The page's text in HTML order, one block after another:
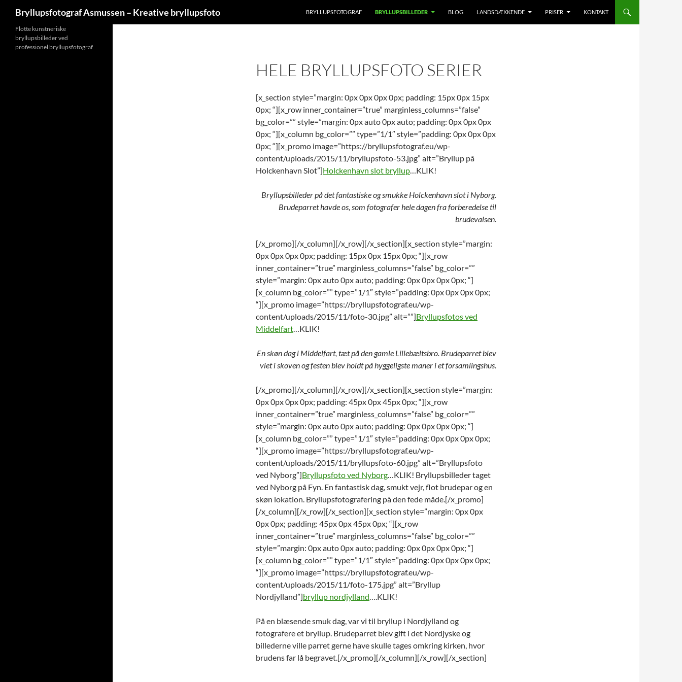
Bryllupsfotograf Asmussen – Kreative bryllupsfoto BRYLLUPSFOTOGRAF BRYLLUPSBILLEDER BLOG LANDSDÆKKENDE PRISER KONTAKT
HELE BRYLLUPSFOTO SERIER
[x_section style=”margin: 0px 0px 0px 0px; padding: 15px 0px 15px
0px; “][x_row inner_container=”true” marginless_columns=”false”
bg_color=”” style=”margin: 0px auto 0px auto; padding: 0px 0px 0px
0px; “][x_column bg_color=”” type=”1/1″ style=”padding: 0px 0px 0px
0px; “][x_promo image=”https://bryllupsfotograf.eu/wp-
content/uploads/2015/11/bryllupsfoto-53.jpg” alt=”Bryllup på
Holckenhavn Slot”]Holckenhavn slot bryllup…KLIK!
Bryllupsbilleder på det fantastiske og smukke Holckenhavn slot i Nyborg.
Brudeparret havde os, som fotografer hele dagen fra forberedelse til
brudevalsen.
[/x_promo][/x_column][/x_row][/x_section][x_section style=”margin:
0px 0px 0px 0px; padding: 15px 0px 15px 0px; “][x_row
inner_container=”true” marginless_columns=”false” bg_color=””
style=”margin: 0px auto 0px auto; padding: 0px 0px 0px 0px; “]
[x_column bg_color=”” type=”1/1″ style=”padding: 0px 0px 0px 0px;
“][x_promo image=”https://bryllupsfotograf.eu/wp-
content/uploads/2015/11/foto-30.jpg” alt=””]Bryllupsfotos ved
Middelfart…KLIK!
En skøn dag i Middelfart, tæt på den gamle Lillebæltsbro. Brudeparret blev
viet i skoven og festen blev holdt på hyggeligste maner i et forsamlingshus.
[/x_promo][/x_column][/x_row][/x_section][x_section style=”margin:
0px 0px 0px 0px; padding: 45px 0px 45px 0px; “][x_row
inner_container=”true” marginless_columns=”false” bg_color=””
style=”margin: 0px auto 0px auto; padding: 0px 0px 0px 0px; “]
[x_column bg_color=”” type=”1/1″ style=”padding: 0px 0px 0px 0px;
“][x_promo image=”https://bryllupsfotograf.eu/wp-
content/uploads/2015/11/bryllupsfoto-60.jpg” alt=”Bryllupsfoto
ved Nyborg”]Bryllupsfoto ved Nyborg…KLIK! Bryllupsbilleder taget
ved Nyborg på Fyn. En fantastisk dag, smukt vejr, flot brudepar og en
skøn lokation. Bryllupsfotografering på den fede måde.[/x_promo]
[/x_column][/x_row][/x_section][x_section style=”margin: 0px 0px
0px 0px; padding: 45px 0px 45px 0px; “][x_row
inner_container=”true” marginless_columns=”false” bg_color=””
style=”margin: 0px auto 0px auto; padding: 0px 0px 0px 0px; “]
[x_column bg_color=”” type=”1/1″ style=”padding: 0px 0px 0px 0px;
“][x_promo image=”https://bryllupsfotograf.eu/wp-
content/uploads/2015/11/foto-175.jpg” alt=”Bryllup
Nordjylland”]bryllup nordjylland….KLIK!
På en blæsende smuk dag, var vi til bryllup i Nordjylland og
fotografere et bryllup. Brudeparret blev gift i det Nordjyske og
billederne ville parret gerne have skulle tages omkring kirken, hvor
brudens far lå begravet.[/x_promo][/x_column][/x_row][/x_section]
Flotte kunstneriske
bryllupsbilleder ved
professionel bryllupsfotograf